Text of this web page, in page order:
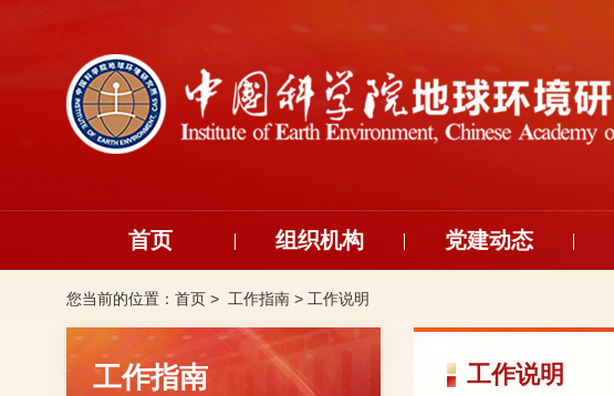
首页 组织机构 党建动态
您当前的位置： 首页 > 工作指南 > 工作说明
工作指南 工作说明